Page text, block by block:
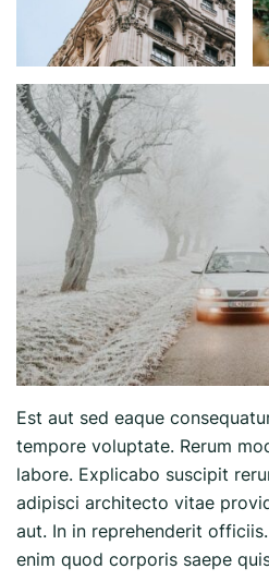
Est aut sed eaque
tempore voluptate. Rerum
labore. Explicabo suscipit
adipisci architecto vitae
aut. In in reprehenderit
enim quod corporis saepe